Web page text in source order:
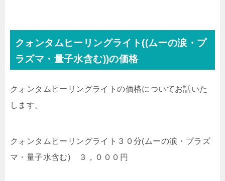
クォンタムヒーリングライト((ムーの涙・プ
ラズマ・量子水含む))の価格
クォンタムヒーリングライトの価格についてお話いた
します。
クォンタムヒーリングライト３０分(ムーの涙・プラズ
マ・量子水含む) ３，０００円